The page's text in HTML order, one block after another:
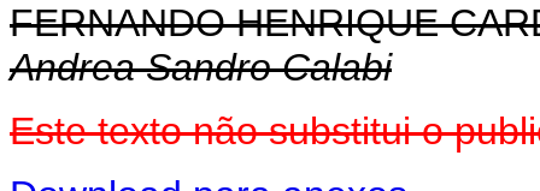
FERNANDO HENRIQUE
Andrea Sandro Calabi
Este texto não substitui o